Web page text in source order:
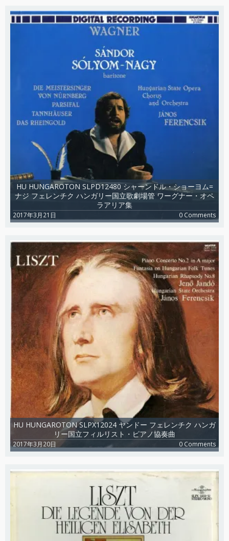
HU HUNGAROTON SLPD12480 シャーンドル・ショーヨム=
ナジ フェレンチク ハンガリー国立歌劇場管 ワーグナー・オペ
ラアリア集
2017年3月21日 0 Comments
HU HUNGAROTON SLPX12024 ヤンドー フェレンチク ハンガ
リー国立フィルリスト・ピアノ協奏曲
2017年3月20日 0 Comments